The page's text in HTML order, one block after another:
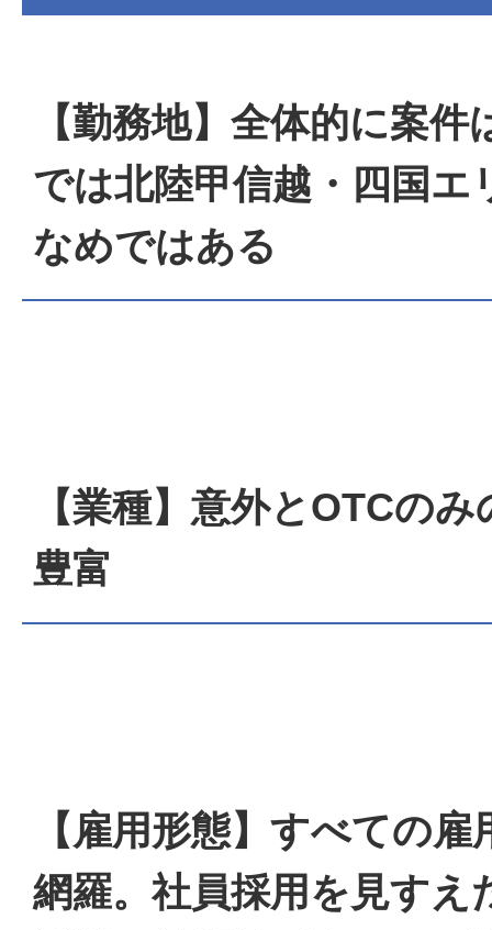
【勤務地】全体的に案件
では北陸甲信越・四国エ
なめではある
【業種】意外とOTCの
豊富
【雇用形態】すべての雇
網羅。社員採用を見すえ